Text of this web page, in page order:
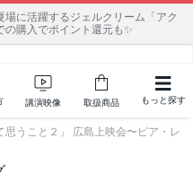
に活躍するジェルクリーム「アク
購入でポイント還元も✨
講演映像 取扱商品 もっと探す
思うこと２」 広島上映会〜ピア・レ